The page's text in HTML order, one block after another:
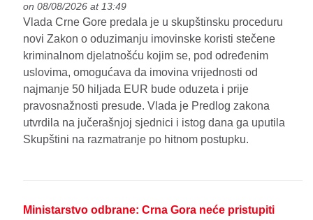
on 08/08/2026 at 13:49
Vlada Crne Gore predala je u skupštinsku proceduru
novi Zakon o oduzimanju imovinske koristi stečene
kriminalnom djelatnošću kojim se, pod određenim
uslovima, omogućava da imovina vrijednosti od
najmanje 50 hiljada EUR bude oduzeta i prije
pravosnažnosti presude. Vlada je Predlog zakona
utvrdila na jučerašnjoj sjednici i istog dana ga uputila
Skupštini na razmatranje po hitnom postupku.
Ministarstvo odbrane: Crna Gora neće pristupiti